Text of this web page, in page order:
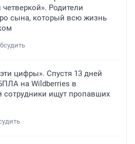
Родители
сына, который всю жизнь
цифры». Спустя 13 дней
на Wildberries в
сотрудники ищут пропавших